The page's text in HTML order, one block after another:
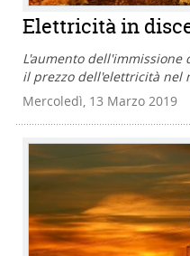
Elettricità in
L'aumento
il prezzo dell'elettricità nel
Mercoledì, 13 Marzo 2019